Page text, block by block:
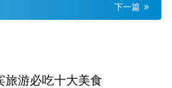
下一篇
旅游必吃十大美食